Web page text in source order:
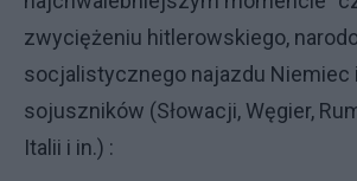
zwyciężeniu hitlerowskiego,
socjalistycznego najazdu Niemiec
sojuszników (Słowacji, Węgier,
Italii i in.) :